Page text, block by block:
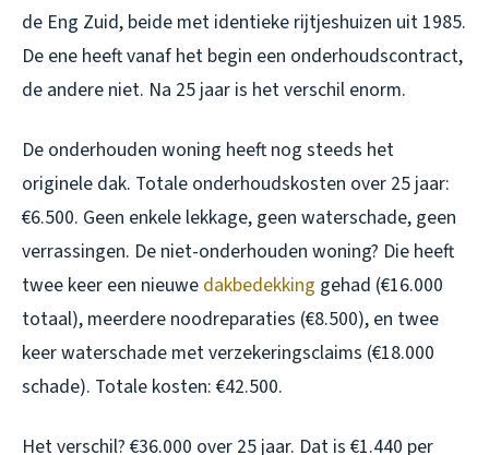
de Eng Zuid, beide met identieke rijtjeshuizen uit 1985.
De ene heeft vanaf het begin een onderhoudscontract,
de andere niet. Na 25 jaar is het verschil enorm.
De onderhouden woning heeft nog steeds het
originele dak. Totale onderhoudskosten over 25 jaar:
€6.500. Geen enkele lekkage, geen waterschade, geen
verrassingen. De niet-onderhouden woning? Die heeft
twee keer een nieuwe dakbedekking gehad (€16.000
totaal), meerdere noodreparaties (€8.500), en twee
keer waterschade met verzekeringsclaims (€18.000
schade). Totale kosten: €42.500.
Het verschil? €36.000 over 25 jaar. Dat is €1.440 per